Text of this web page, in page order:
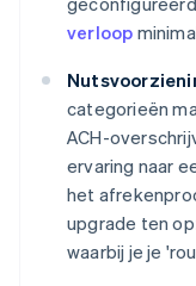
verloop
categorieën
ACH-
ervaring naar
het
upgrade ten
waarbij je je